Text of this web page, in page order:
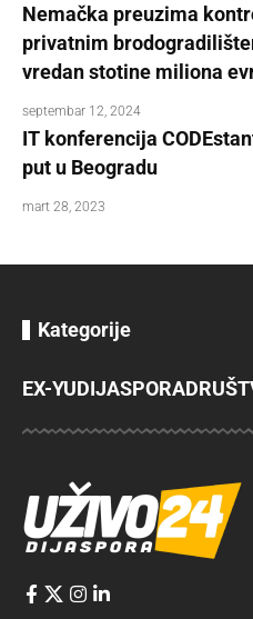
Nemačka preuzima
privatnim
vredan stotine miliona
septembar 12, 2024
IT konferencija
put u Beogradu
mart 28, 2023
Kategorije
EX-YUDIJASPORA